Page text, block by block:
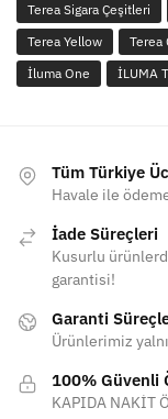
Terea Sigara Çeşitleri
Terea Yellow
Terea
İluma One
İLUMA
Tüm Türkiye
Havale ile
İade Süreçleri
Kusurlu
garantisi!
Garanti
Ürünlerimiz
100% Güvenli
KAPIDA NAKİT